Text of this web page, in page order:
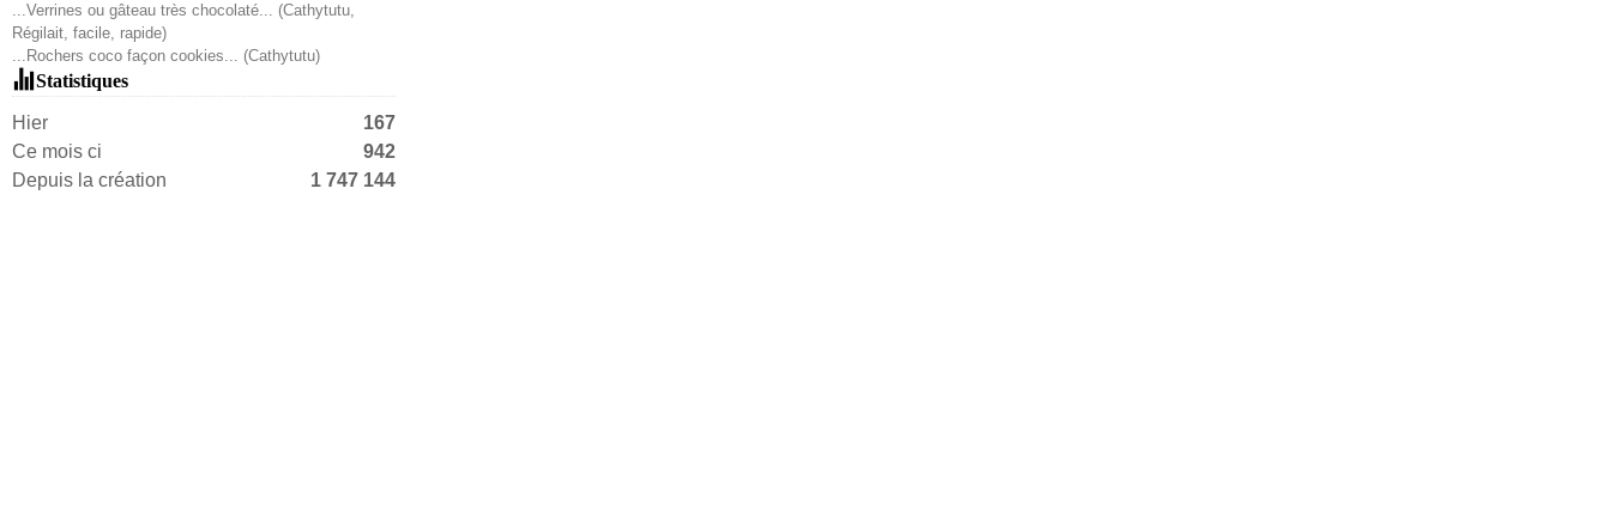
...Verrines ou gâteau très chocolaté... (Cathytutu,
Régilait, facile, rapide)
...Rochers coco façon cookies... (Cathytutu)
Statistiques
Hier
167
Ce mois ci
942
Depuis la création
1 747 144